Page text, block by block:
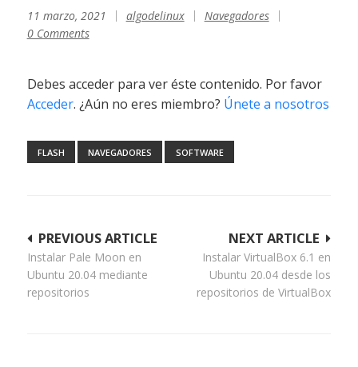
11 marzo, 2021 algodelinux
Navegadores
0 Comments
Debes acceder para ver éste contenido. Por favor
Acceder. ¿Aún no eres miembro? Únete a nosotros
FLASH NAVEGADORES SOFTWARE
Navegación
de
entradas
NEXT ARTICLE
Instalar VirtualBox 6.1 en
Ubuntu 20.04 desde los
repositorios de VirtualBox
PREVIOUS ARTICLE
Instalar Pale Moon en
Ubuntu 20.04 mediante
repositorios